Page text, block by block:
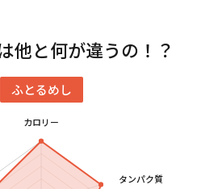
他と何が違うの！？
ふとるめし
カロリー
タンパク質